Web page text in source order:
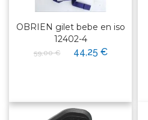
OBRIEN gilet bebe en iso
12402-4
59,00 € 44,25 €